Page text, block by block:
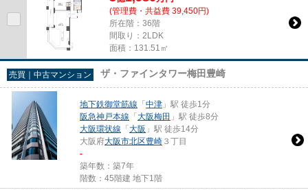
(管理費・共益費 39,450円)
所在階：36階
間取り：2LDK
面積：131.51㎡
売買｜中古マンション ザ・ファインタワー梅田豊崎
地下鉄御堂筋線 「 中津 」駅 徒歩1分
阪急神戸本線 「 大阪梅田 」駅 徒歩8分
大阪環状線 「 大阪 」駅 徒歩14分
大阪府大阪市北区豊崎 ３丁目
-
築年数：築7年
階数：45階建 地下1階